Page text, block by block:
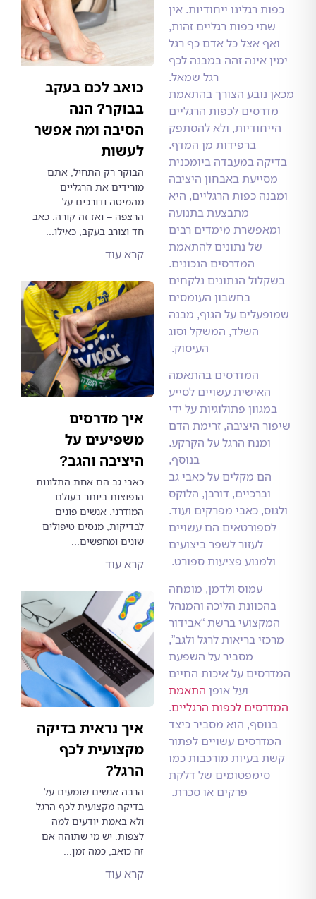
רגלינו ייחודיות. אין
כפות רגליים זהות,
אצל כל אדם כף רגל
אינה זהה במבנה לכף
רגל שמאל.
נובע הצורך בהתאמת
לכפות הרגליים
ולא להסתפק
ברפידות מן המדף.
במעבדה ביומכנית
באבחון היציבה
כפות הרגליים, היא
מתבצעת בתנועה
מימדים רבים
של נתונים להתאמת
המדרסים הנכונים.
הנתונים נלקחים
בחשבון העומסים
על הגוף, מבנה
השלד, המשקל וסוג
המדרסים בהתאמה
האישית עשויים לסייע
פתולוגיות על ידי
היציבה, זרימת הדם
ומנח הרגל על הקרקע.
הם מקלים על כאבי גב
וברכיים, דורבן, הלוקס
כאבי מפרקים ועוד.
הם עשויים
לעזור לשפר ביצועים
פציעות ספורט.
עמוס ולדמן, מומחה
הליכה והמנהל
ברשת “אבידור
בריאות לרגל ולגב”,
מסביר על השפעת
על איכות החיים
התאמת
לכפות הרגליים.
הוא מסביר כיצד
עשויים לפתור
בעיות מורכבות כמו
סימפטומים של דלקת
פרקים או סכרת.
כואב לכם בעקב
בבוקר? הנה
הסיבה ומה אפשר
לעשות
הבוקר רק התחיל, אתם
מורידים את הרגליים
מהמיטה ודורכים על
הרצפה – ואז זה קורה. כאב
חד וצורב בעקב, כאילו...
קרא עוד
איך מדרסים
משפיעים על
היציבה והגב?
כאבי גב הם אחת התלונות
הנפוצות ביותר בעולם
המודרני. אנשים פונים
לבדיקות, מנסים טיפולים
שונים ומחפשים...
קרא עוד
איך נראית בדיקה
מקצועית לכף
הרגל?
הרבה אנשים שומעים על
בדיקה מקצועית לכף הרגל
ולא באמת יודעים למה
לצפות. יש מי שתוהה אם
זה כואב, כמה זמן...